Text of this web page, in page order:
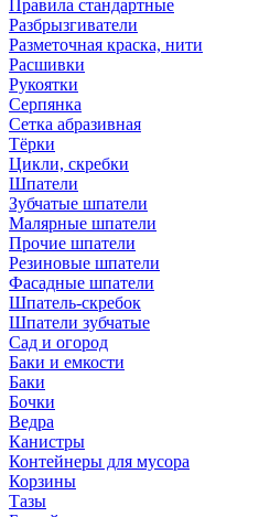
Правила стандартные
Разбрызгиватели
Разметочная краска, нити
Расшивки
Рукоятки
Серпянка
Сетка абразивная
Тёрки
Цикли, скребки
Шпатели
Зубчатые шпатели
Малярные шпатели
Прочие шпатели
Резиновые шпатели
Фасадные шпатели
Шпатель-скребок
Шпатели зубчатые
Сад и огород
Баки и емкости
Баки
Бочки
Ведра
Канистры
Контейнеры для мусора
Корзины
Тазы